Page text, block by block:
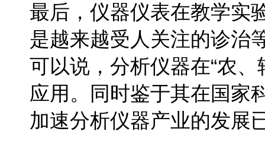
最后，仪器仪表在教学实
是越来越受人关注的诊治
可以说，分析仪器在“农
应用。同时鉴于其在国家
加速分析仪器产业的发展